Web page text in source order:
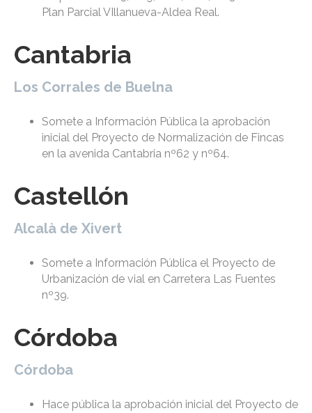
Plan Parcial VIllanueva-Aldea Real.
Cantabria
Los Corrales de Buelna
Somete a Información Pública la aprobación
inicial del Proyecto de Normalización de Fincas
en la avenida Cantabria nº62 y nº64.
Castellón
Alcalà de Xivert
Somete a Información Pública el Proyecto de
Urbanización de vial en Carretera Las Fuentes
nº39.
Córdoba
Córdoba
Hace pública la aprobación inicial del Proyecto de